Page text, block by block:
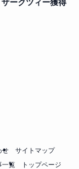
ークツィー獲得
せ
サイトマップ
一覧 トップページ